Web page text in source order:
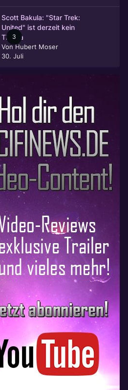
3
Scott Bakula: "Star Trek:
United" ist derzeit kein
Thema
VonHubert Moser
30. Juli